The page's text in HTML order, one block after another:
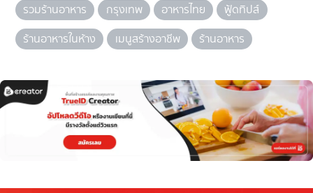
รวมร้านอาหาร
กรุงเทพ อาหารไทย
ฟู้ดทิปส์
ร้านอาหารในห้าง
เมนูสร้างอาชีพ ร้านอาหาร